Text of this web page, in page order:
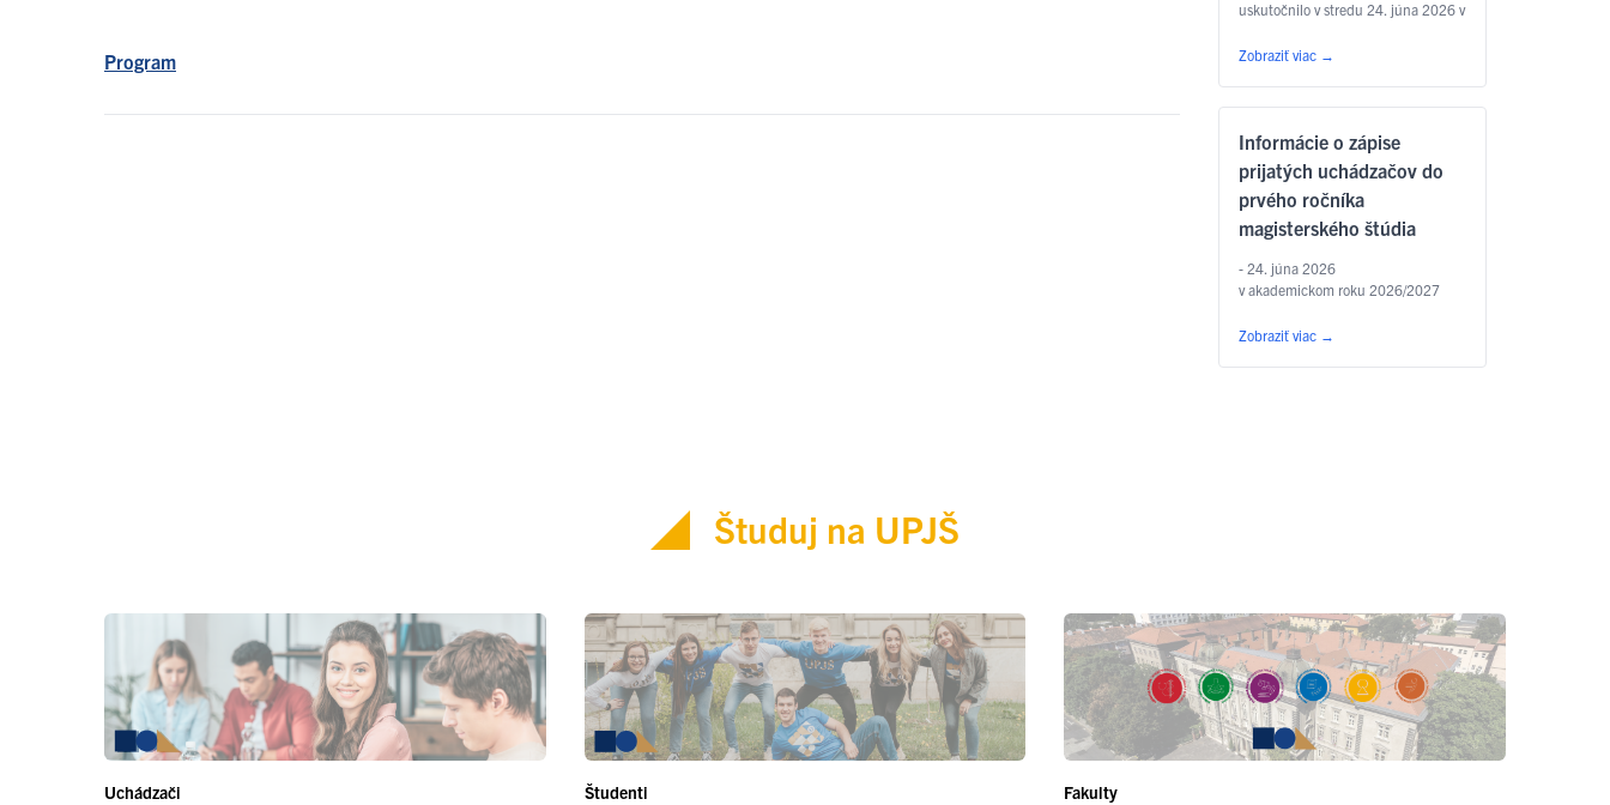
Program
uskutočnilo v stredu 24. júna 2026 v
z laureátov je aj
prodekan Filozofickej fakulty UPJŠ
v Košiciach prof. PhDr. Marián
Andričík, PhD., ktorý dostal Cenu
v kategórii poézia, a to za prvý
slovenský preklad … Čítať ďalej
Zobraziť viac →
Informácie o zápise
prijatých uchádzačov do
prvého ročníka
magisterského štúdia
- 24. júna 2026
v akademickom roku 2026/2027
Zobraziť viac →
Študuj na UPJŠ
Uchádzači Študenti Fakulty